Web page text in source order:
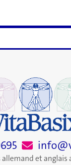
et anglais